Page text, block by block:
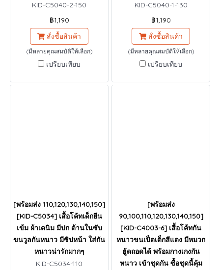
KID-C5040-2-150
฿1,190
สั่งซื้อสินค้า
(มีหลายคุณสมบัติให้เลือก)
เปรียบเทียบ
KID-C5040-1-130
฿1,190
สั่งซื้อสินค้า
(มีหลายคุณสมบัติให้เลือก)
เปรียบเทียบ
[พร้อมส่ง 110,120,130,140,150]
[KID-C5034] เสื้อโค้ทเด็กยีน
เข้ม ผ้าเดนิม มีปก ด้านในซับ
ขนวูลกันหนาว มีซิปหน้า ใส่กัน
หนาวน่ารักมากๆ
KID-C5034-110
[พร้อมส่ง
90,100,110,120,130,140,150]
[KID-C4003-6] เสื้อโค้ทกัน
หนาวขนเป็ดเด็กสีแดง มีหมวก
ฮู้ดถอดได้ พร้อมกางเกงกัน
หนาว เข้าชุดกัน ซื้อชุดนี้คุ้ม